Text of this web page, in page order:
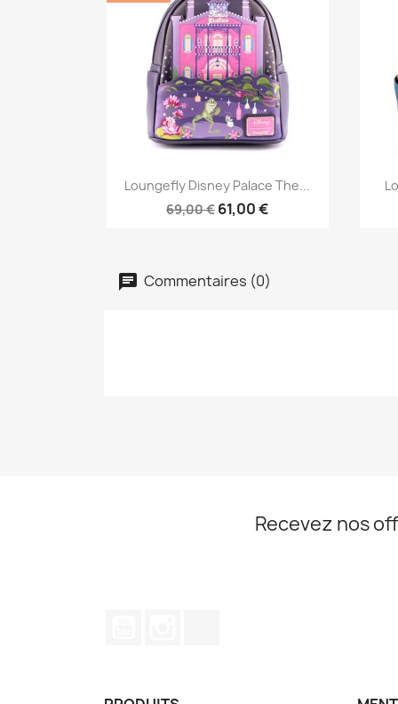
Aperçu rapide
Loungefly Disney Palace The...
69,00 € 61,00 €
Commentaires (0)
Recevez nos